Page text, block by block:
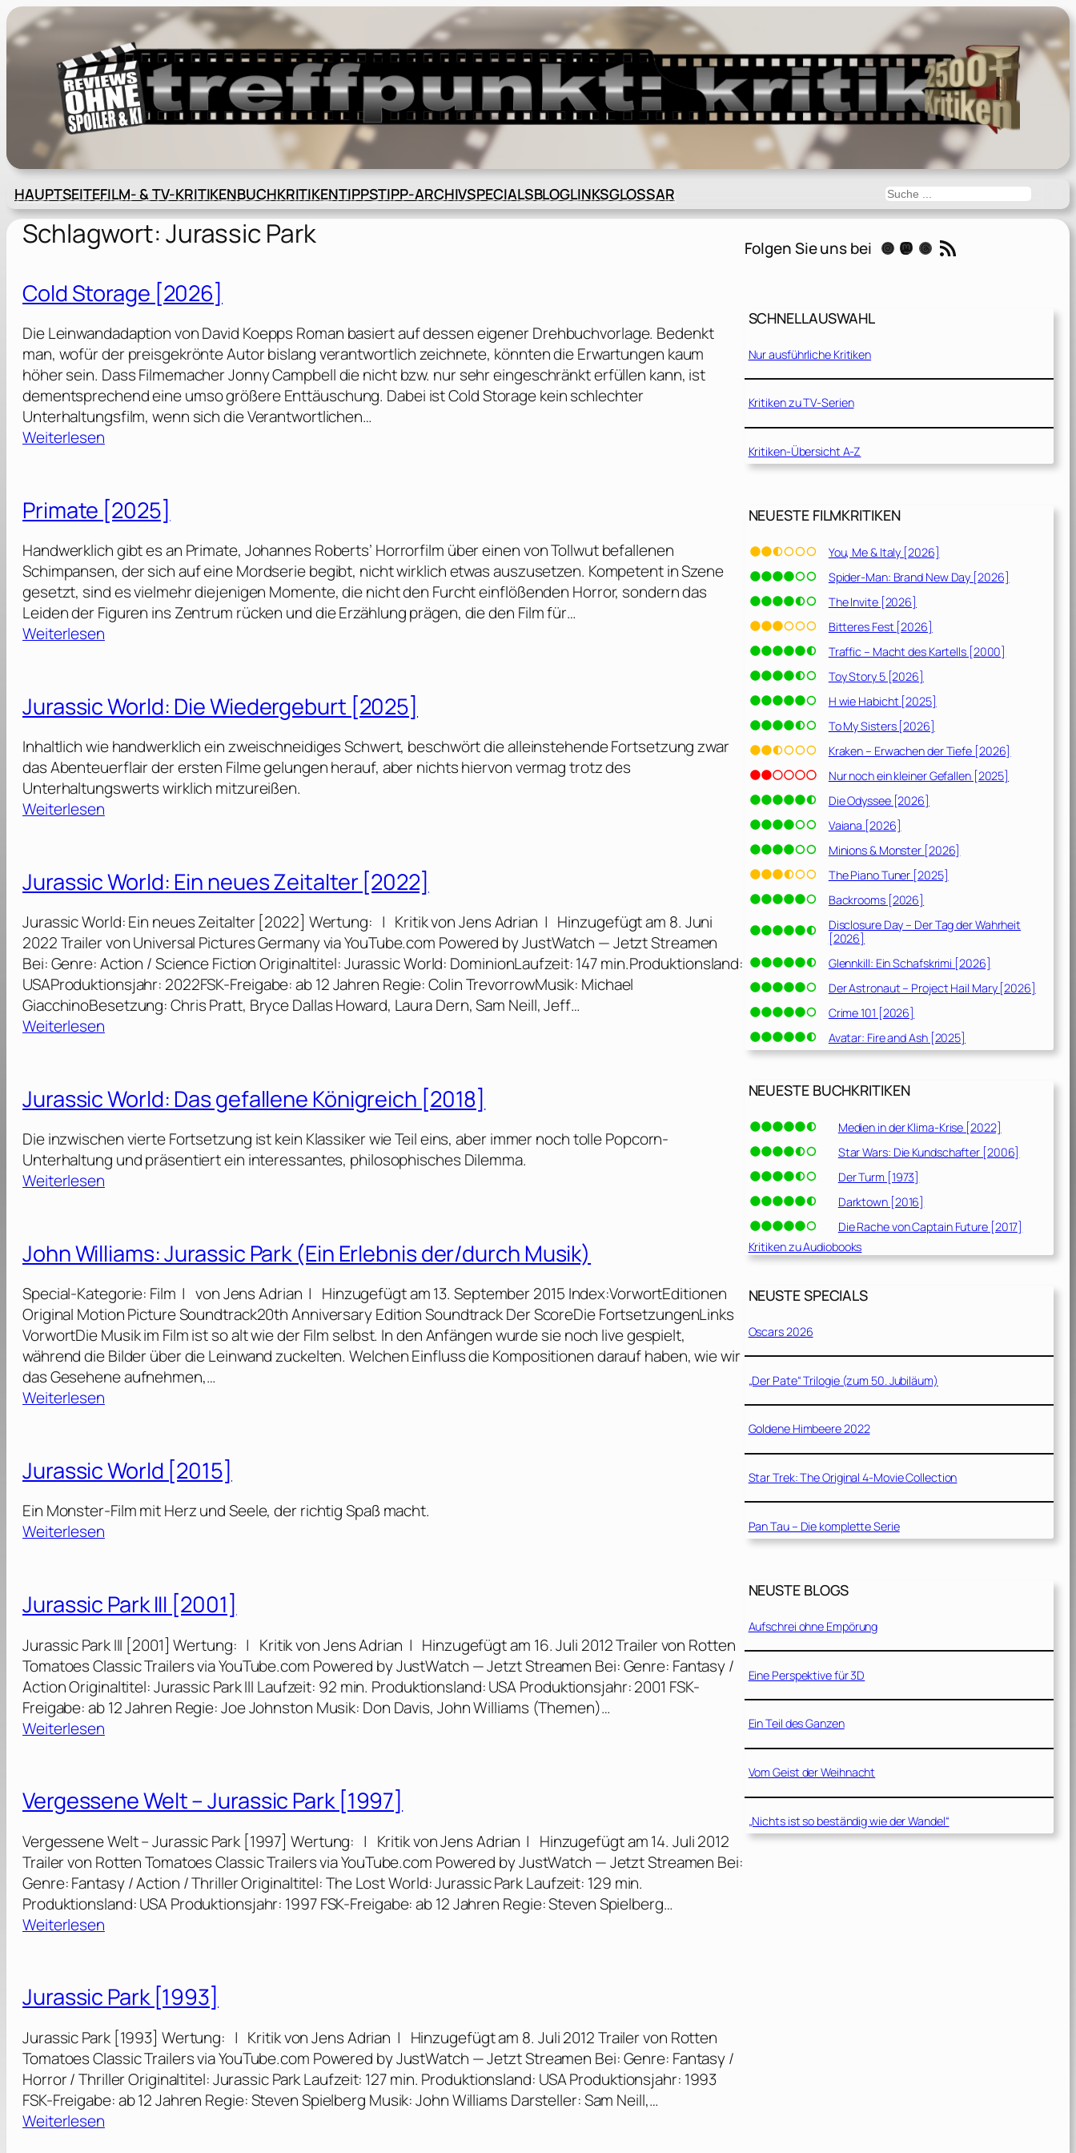
Zum
Inhalt
springen
HAUPTSEITEFILM- & TV-KRITIKENBUCHKRITIKENTIPPSTIPP-ARCHIVSPECIALSBLOGLINKSGLOSSAR Suchen
Schlagwort:Jurassic Park
Cold Storage [2026]
Die Leinwandadaption von David Koepps Roman basiert auf dessen eigener Drehbuchvorlage. Bedenkt
man, wofür der preisgekrönte Autor bislang verantwortlich zeichnete, könnten die Erwartungen kaum
höher sein. Dass Filmemacher Jonny Campbell die nicht bzw. nur sehr eingeschränkt erfüllen kann, ist
dementsprechend eine umso größere Enttäuschung. Dabei ist Cold Storage kein schlechter
Unterhaltungsfilm, wenn sich die Verantwortlichen…
Weiterlesen:
l
d
S
t
o
r
a
g
2
2
6
]
Primate [2025]
Handwerklich gibt es an Primate, Johannes Roberts’ Horrorfilm über einen von Tollwut befallenen
Schimpansen, der sich auf eine Mordserie begibt, nicht wirklich etwas auszusetzen. Kompetent in Szene
gesetzt, sind es vielmehr diejenigen Momente, die nicht den Furcht einflößenden Horror, sondern das
Leiden der Figuren ins Zentrum rücken und die Erzählung prägen, die den Film für…
Weiterlesen:
m
t
e
[
2
5
Jurassic World: Die Wiedergeburt [2025]
Inhaltlich wie handwerklich ein zweischneidiges Schwert, beschwört die alleinstehende Fortsetzung zwar
das Abenteuerflair der ersten Filme gelungen herauf, aber nichts hiervon vermag trotz des
Unterhaltungswerts wirklich mitzureißen.
Weiterlesen:
r
a
s
s
i
c
W
o
r
i
e
W
d
e
r
g
e
b
u
r
0
5
]
Jurassic World: Ein neues Zeitalter [2022]
Jurassic World: Ein neues Zeitalter [2022] Wertung: | Kritik von Jens Adrian | Hinzugefügt am 8. Juni
2022 Trailer von Universal Pictures Germany via YouTube.com Powered by JustWatch — Jetzt Streamen
Bei: Genre: Action / Science Fiction Originaltitel: Jurassic World: DominionLaufzeit: 147 min.Produktionsland:
USAProduktionsjahr: 2022FSK-Freigabe: ab 12 Jahren Regie: Colin TrevorrowMusik: Michael
GiacchinoBesetzung: Chris Pratt, Bryce Dallas Howard, Laura Dern, Sam Neill, Jeff…
Weiterlesen:
r
a
s
i
c
d
:
E
i
n
n
e
s
Z
e
l
e
r
[
2
0
]
Jurassic World: Das gefallene Königreich [2018]
Die inzwischen vierte Fortsetzung ist kein Klassiker wie Teil eins, aber immer noch tolle Popcorn-
Unterhaltung und präsentiert ein interessantes, philosophisches Dilemma.
Weiterlesen:
r
a
s
i
c
W
o
r
a
s
f
a
l
l
e
n
e
K
i
r
e
i
c
h
0
1
8
]
John Williams: Jurassic Park (Ein Erlebnis der/durch Musik)
Special-Kategorie: Film | von Jens Adrian | Hinzugefügt am 13. September 2015 Index:VorwortEditionen
Original Motion Picture Soundtrack20th Anniversary Edition Soundtrack Der ScoreDie FortsetzungenLinks
VorwortDie Musik im Film ist so alt wie der Film selbst. In den Anfängen wurde sie noch live gespielt,
während die Bilder über die Leinwand zuckelten. Welchen Einfluss die Kompositionen darauf haben, wie wir
das Gesehene aufnehmen,…
Weiterlesen:
h
n
W
l
a
s
:
J
u
r
s
i
c
P
a
r
k
(
n
r
l
e
b
n
Jurassic World [2015]
Ein Monster-Film mit Herz und Seele, der richtig Spaß macht.
Weiterlesen:
r
a
s
s
i
c
W
o
d
2
0
1
5
]
Jurassic Park III [2001]
Jurassic Park III [2001] Wertung: | Kritik von Jens Adrian | Hinzugefügt am 16. Juli 2012 Trailer von Rotten
Tomatoes Classic Trailers via YouTube.com Powered by JustWatch — Jetzt Streamen Bei: Genre: Fantasy /
Action Originaltitel: Jurassic Park III Laufzeit: 92 min. Produktionsland: USA Produktionsjahr: 2001 FSK-
Freigabe: ab 12 Jahren Regie: Joe Johnston Musik: Don Davis, John Williams (Themen)…
Weiterlesen:
a
s
s
i
c
P
a
I
[
2
0
0
Vergessene Welt – Jurassic Park [1997]
Vergessene Welt – Jurassic Park [1997] Wertung: | Kritik von Jens Adrian | Hinzugefügt am 14. Juli 2012
Trailer von Rotten Tomatoes Classic Trailers via YouTube.com Powered by JustWatch — Jetzt Streamen Bei:
Genre: Fantasy / Action / Thriller Originaltitel: The Lost World: Jurassic Park Laufzeit: 129 min.
Produktionsland: USA Produktionsjahr: 1997 FSK-Freigabe: ab 12 Jahren Regie: Steven Spielberg…
Weiterlesen:
r
g
e
s
s
e
n
e
Jurassic Park [1993]
Jurassic Park [1993] Wertung: | Kritik von Jens Adrian | Hinzugefügt am 8. Juli 2012 Trailer von Rotten
Tomatoes Classic Trailers via YouTube.com Powered by JustWatch — Jetzt Streamen Bei: Genre: Fantasy /
Horror / Thriller Originaltitel: Jurassic Park Laufzeit: 127 min. Produktionsland: USA Produktionsjahr: 1993
FSK-Freigabe: ab 12 Jahren Regie: Steven Spielberg Musik: John Williams Darsteller: Sam Neill,…
Weiterlesen:
Folgen Sie uns bei Instagram Mastodon Threads RSS-Feed
SCHNELLAUSWAHL
Nur ausführliche Kritiken
Kritiken zu TV-Serien
Kritiken-Übersicht A-Z
NEUESTE FILMKRITIKEN
You, Me & Italy [2026]
Spider-Man: Brand New Day [2026]
The Invite [2026]
Bitteres Fest [2026]
Traffic – Macht des Kartells [2000]
Toy Story 5 [2026]
H wie Habicht [2025]
To My Sisters [2026]
Kraken – Erwachen der Tiefe [2026]
Nur noch ein kleiner Gefallen [2025]
Die Odyssee [2026]
Vaiana [2026]
Minions & Monster [2026]
The Piano Tuner [2025]
Backrooms [2026]
Disclosure Day – Der Tag der Wahrheit
[2026]
Glennkill: Ein Schafskrimi [2026]
Der Astronaut – Project Hail Mary [2026]
Crime 101 [2026]
Avatar: Fire and Ash [2025]
NEUESTE BUCHKRITIKEN
Medien in der Klima-Krise [2022]
Star Wars: Die Kundschafter [2006]
Der Turm [1973]
Darktown [2016]
Die Rache von Captain Future [2017]
Kritiken zu Audiobooks
NEUSTE SPECIALS
Oscars 2026
„Der Pate“ Trilogie (zum 50. Jubiläum)
Goldene Himbeere 2022
Star Trek: The Original 4-Movie Collection
Pan Tau – Die komplette Serie
NEUSTE BLOGS
Aufschrei ohne Empörung
Eine Perspektive für 3D
Ein Teil des Ganzen
Vom Geist der Weihnacht
„Nichts ist so beständig wie der Wandel“